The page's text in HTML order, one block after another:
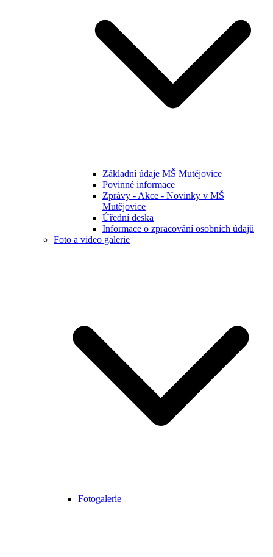
Základní údaje MŠ Mutějovice
Povinné informace
Zprávy - Akce - Novinky v MŠ
Mutějovice
Úřední deska
Informace o zpracování osobních údajů
Foto a video galerie
Fotogalerie